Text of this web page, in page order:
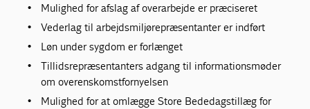
Mulighed for afslag af overarbejde er præciseret
Vederlag til arbejdsmiljørepræsentanter er indført
Løn under sygdom er forlænget
Tillidsrepræsentanters adgang til informationsmøder
om overenskomstfornyelsen
Mulighed for at omlægge Store Bededagstillæg for